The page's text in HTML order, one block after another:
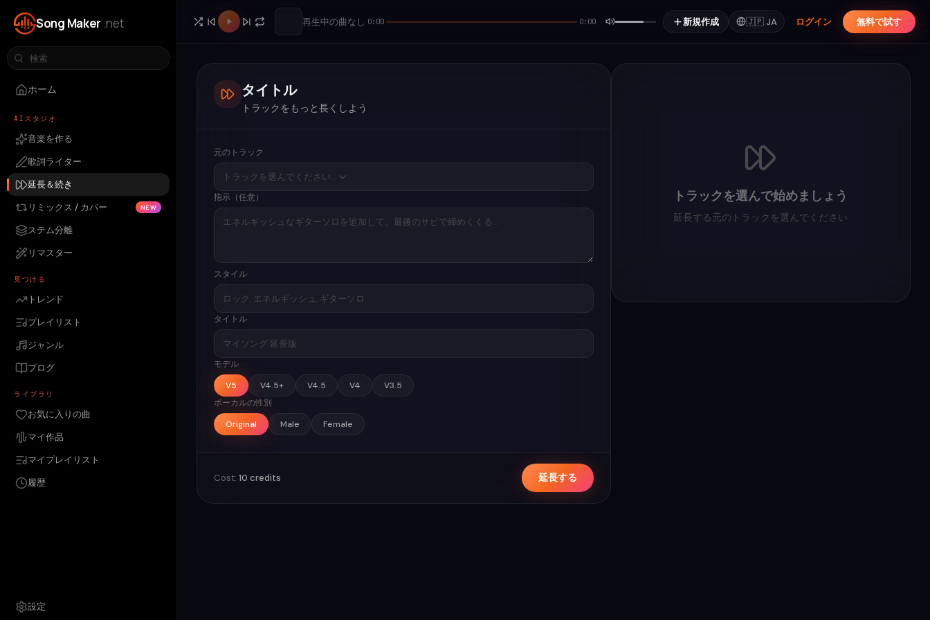
Song Maker .net
ホーム
AIスタジオ
音楽を作る
歌詞ライター
延長＆続き
リミックス / カバー
NEW
ステム分離
リマスター
見つける
トレンド
プレイリスト
ジャンル
ブログ
ライブラリ
お気に入りの曲
マイ作品
マイプレイリスト
履歴
設定
再生中の曲なし 0:00 0:00 新規作成 🇯🇵 JA ログイン 無料で試す
タイトル
トラックをもっと長くしよう
元のトラック
トラックを選んでください…
指示（任意）
スタイル
タイトル
モデル
V5
V4.5+ V4.5 V4
V3.5
ボーカルの性別
Original
Male Female
Cost: 10 credits 延長する
トラックを選んで始めましょう
延長する元のトラックを選んでください